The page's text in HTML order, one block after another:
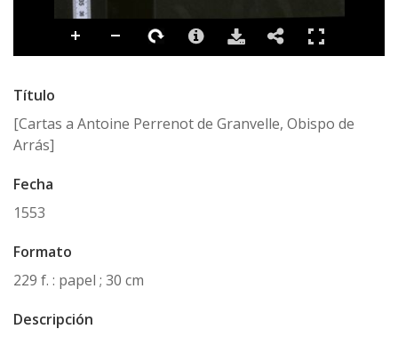
Título
[Cartas a Antoine Perrenot de Granvelle, Obispo de
Arrás]
Fecha
1553
Formato
229 f. : papel ; 30 cm
Descripción